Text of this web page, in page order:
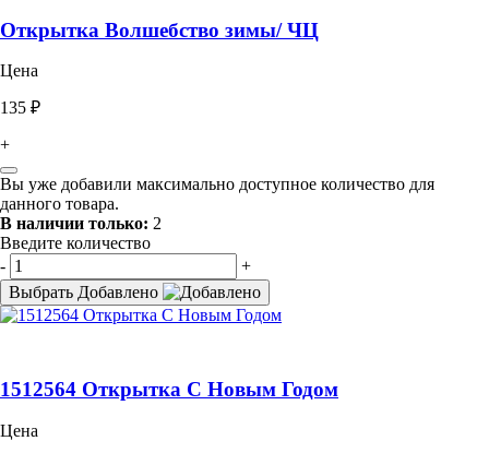
Открытка Волшебство зимы/ ЧЦ
Цена
135 ₽
+
Вы уже добавили максимально доступное количество для
данного товара.
В наличии только: 2
Введите количество
-
+
Выбрать Добавлено
1512564 Открытка С Новым Годом
Цена